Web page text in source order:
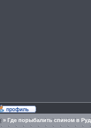
» Где порыбалить спином в